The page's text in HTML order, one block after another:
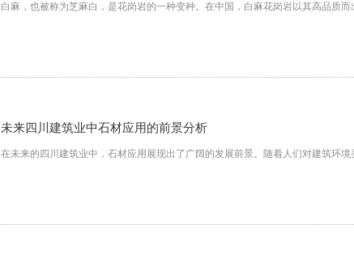
白麻，也被称为芝麻白，是花岗岩的一种变种。在中国，白麻花岗岩以其高品质
未来四川建筑业中石材应用的前景分析
在未来的四川建筑业中，石材应用展现出了广阔的发展前景。随着人们对建筑环